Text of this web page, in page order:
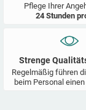
Pflege Ihrer
24 Stunden
Strenge
Regelmäßig führen
beim Personal einen